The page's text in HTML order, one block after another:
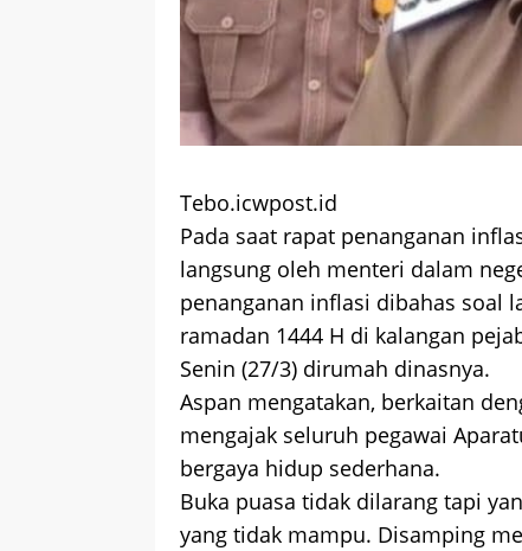
Tebo.icwpost.id
Pada saat rapat penanganan
langsung oleh menteri dalam
penanganan inflasi dibahas soal
ramadan 1444 H di kalangan
Senin (27/3) dirumah dinasnya.
Aspan mengatakan, berkaitan
mengajak seluruh pegawai
bergaya hidup sederhana.
Buka puasa tidak dilarang tapi
yang tidak mampu. Disamping